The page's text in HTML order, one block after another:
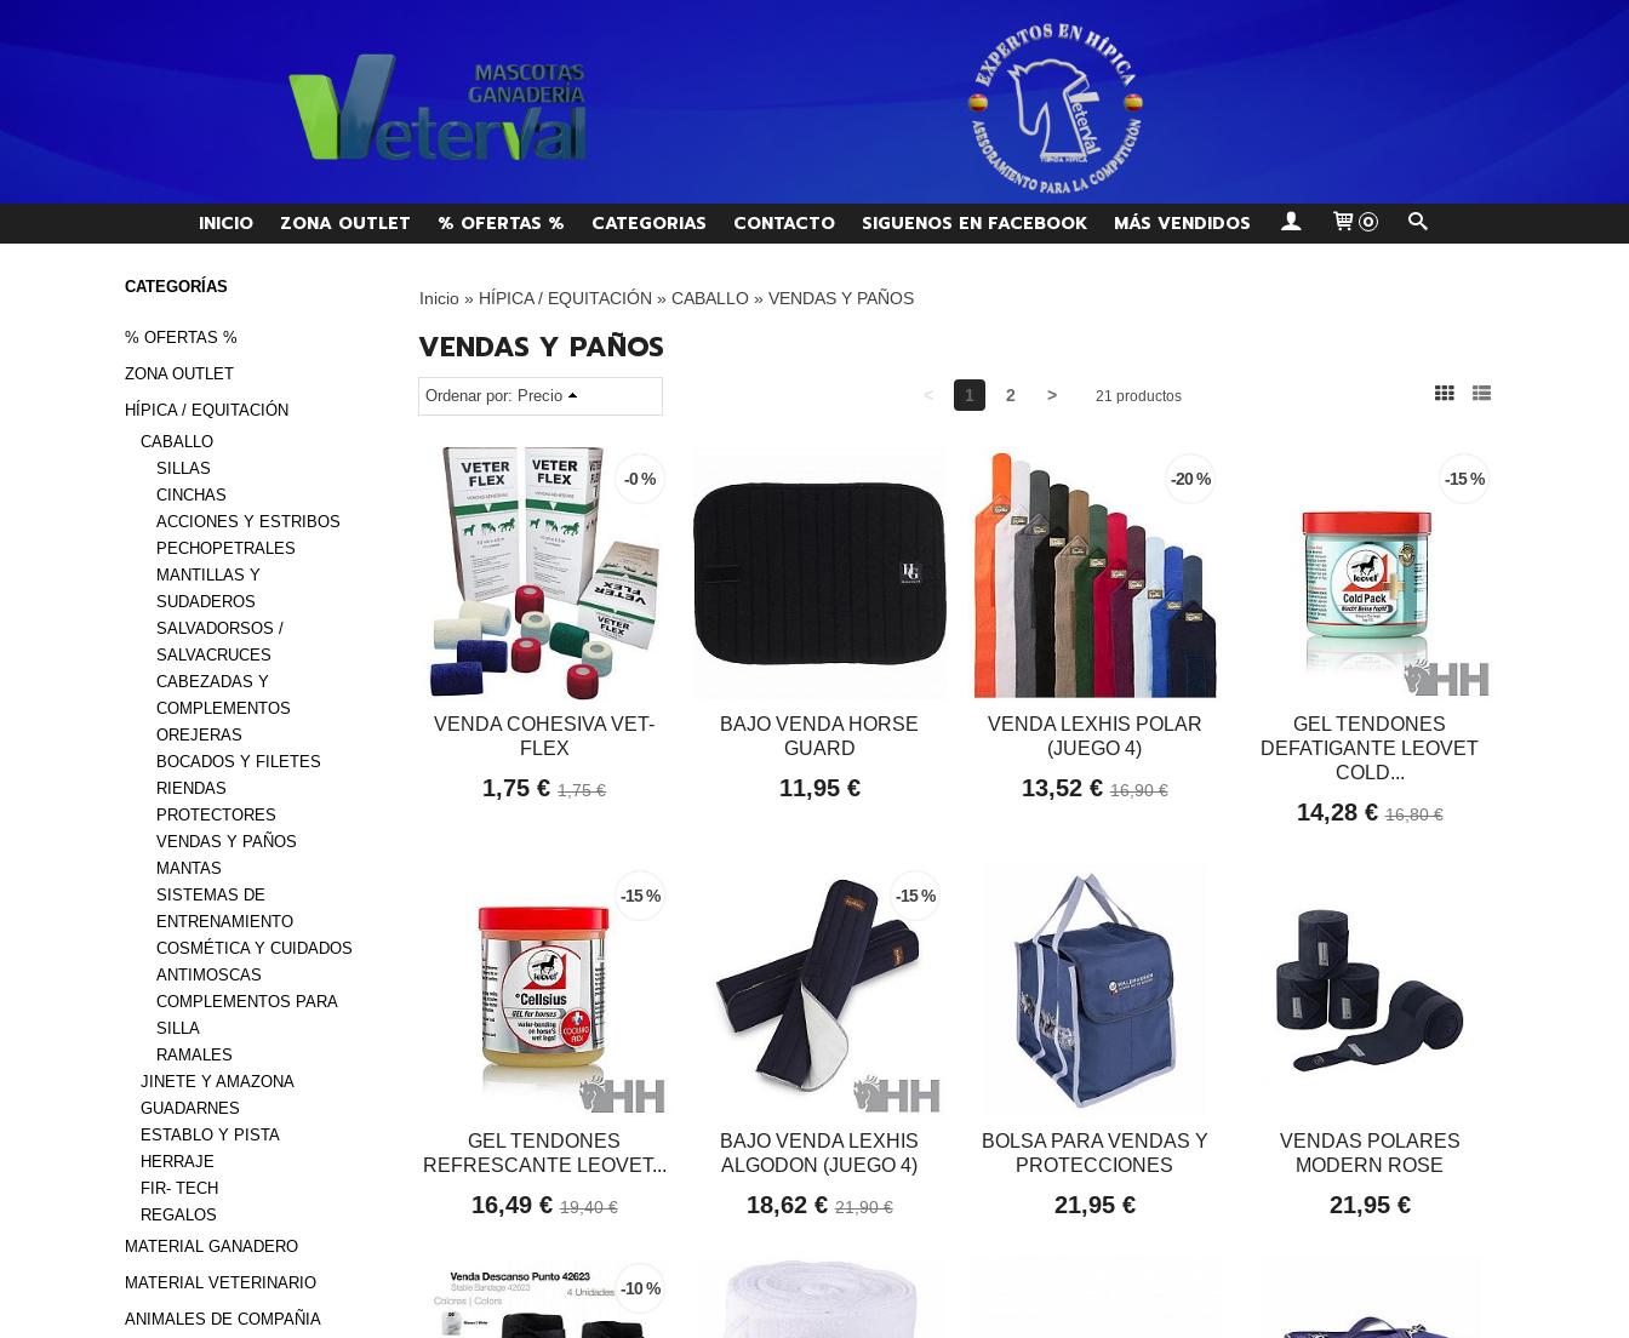
INICIO ZONA OUTLET % OFERTAS % CATEGORIAS CONTACTO SIGUENOS EN FACEBOOK MÁS VENDIDOS 0
CATEGORÍAS
% OFERTAS %
ZONA OUTLET
HÍPICA / EQUITACIÓN
CABALLO
SILLAS
CINCHAS
ACCIONES Y ESTRIBOS
PECHOPETRALES
MANTILLAS Y
SUDADEROS
SALVADORSOS /
SALVACRUCES
CABEZADAS Y
COMPLEMENTOS
OREJERAS
BOCADOS Y FILETES
RIENDAS
PROTECTORES
VENDAS Y PAÑOS
MANTAS
SISTEMAS DE
ENTRENAMIENTO
COSMÉTICA Y CUIDADOS
ANTIMOSCAS
COMPLEMENTOS PARA
SILLA
RAMALES
JINETE Y AMAZONA
GUADARNES
ESTABLO Y PISTA
HERRAJE
FIR- TECH
REGALOS
MATERIAL GANADERO
MATERIAL VETERINARIO
ANIMALES DE COMPAÑIA
Inicio» HÍPICA / EQUITACIÓN » CABALLO» VENDAS Y PAÑOS
VENDAS Y PAÑOS
Ordenar por: Precio < 1 2 > 21 productos
-0 %
VENDA COHESIVA VET-
FLEX
1,75 €1,75 €
BAJO VENDA HORSE
GUARD
11,95 €
-20 %
VENDA LEXHIS POLAR
(JUEGO 4)
13,52 €16,90 €
-15 %
GEL TENDONES
DEFATIGANTE LEOVET
COLD...
14,28 €16,80 €
-15 %
GEL TENDONES
REFRESCANTE LEOVET...
16,49 €19,40 €
-15 %
BAJO VENDA LEXHIS
ALGODON (JUEGO 4)
18,62 €21,90 €
BOLSA PARA VENDAS Y
PROTECCIONES
21,95 €
VENDAS POLARES
MODERN ROSE
21,95 €
-10 %